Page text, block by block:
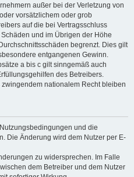
außer bei der Verletzung von
vorsätzlichem oder grob
auf die bei Vertragsschluss
und im Übrigen der Höhe
begrenzt. Dies gilt
entgangenen Gewinn.
a bis c gilt sinngemäß auch
des Betreibers.
nationalem Recht bleiben
und die
Die Änderung wird dem Nutzer per E-
zu widersprechen. Im Falle
dem Betreiber und dem Nutzer